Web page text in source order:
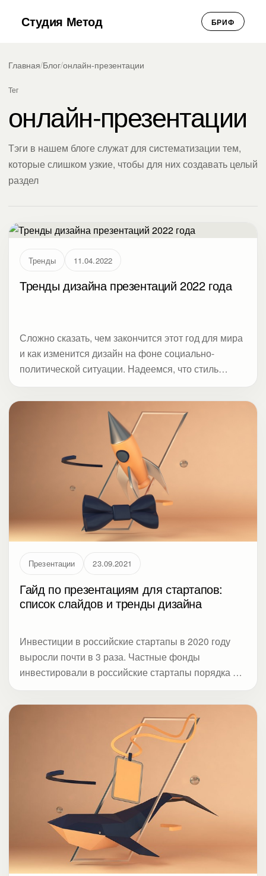
Студия Метод БРИФ
Главная/Блог/онлайн-презентации
Тег
онлайн-презентации
Тэги в нашем блоге служат для систематизации тем,
которые слишком узкие, чтобы для них создавать целый
раздел
Тренды 11.04.2022
Тренды дизайна презентаций 2022 года
Сложно сказать, чем закончится этот год для мира
и как изменится дизайн на фоне социально-
политической ситуации. Надеемся, что стиль
его нет. Студия Метод дает подборку трендов
дизайна презентаций, которые начали набирать
оборот в конце прошлого года и пока актуальны
для 2022-го. Даже сейчас от слайдов избавиться
не получится.
Презентации 23.09.2021
Гайд по презентациям для стартапов:
список слайдов и тренды дизайна
Инвестиции в российские стартапы в 2020 году
выросли почти в 3 раза. Частные фонды
инвестировали в российские стартапы порядка 2,3
получить инвестиции для своего бизнеса
становится легче, с другой — конкуренция тоже
вырастет, и акселераторы будут еще въедливее
изучать презентации стартапов. Чтобы слайды о
вашем проекте были «как надо», Студия Метод
собрала актуальные требования к питч-декам от
российских акселераторов и экспертов,
проанализировала тренды дизайна слайдов и
составила чек-лист.